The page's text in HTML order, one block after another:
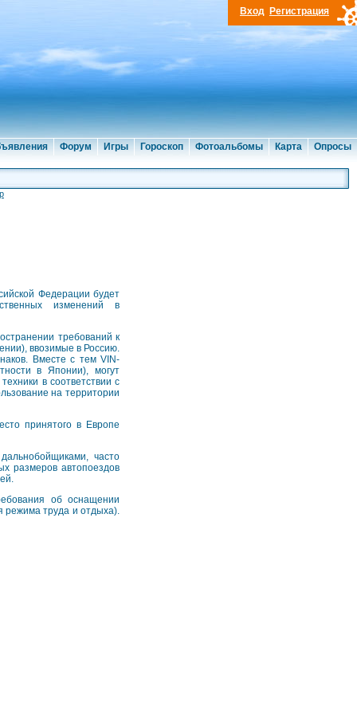
Форум Игры Гороскоп Фотоальбомы Карта Опросы
Вход Регистрация
Федерации будет
изменений в
требований к
ввозимые в Россию.
Вместе с тем VIN-
в Японии), могут
в соответствии с
на территории
принятого в Европе
часто
размеров автопоездов
об оснащении
режима труда и отдыха).